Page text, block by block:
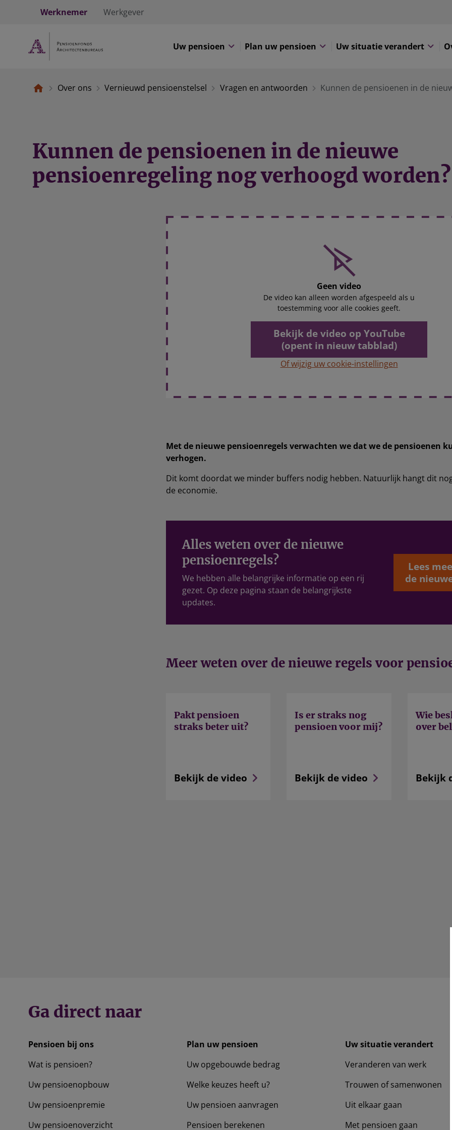
Werknemer Werkgever
Uw pensioen Plan uw pensioen Uw situatie verandert
Over ons Vernieuwd pensioenstelsel Vragen en antwoorden Kunnen de pensioenen in de
Kunnen de pensioenen in de nieuwe
pensioenregeling nog verhoogd worden?
Geen video
De video kan alleen worden afgespeeld als u
toestemming voor alle cookies geeft.
Bekijk de video op YouTube
(opent in nieuw tabblad)
Of wijzig uw cookie-instellingen
Met de nieuwe pensioenregels verwachten we dat we de pensioenen
verhogen.
Dit komt doordat we minder buffers nodig hebben. Natuurlijk hangt dit
de economie.
Alles weten over de nieuwe
pensioenregels?
We hebben alle belangrijke informatie op een rij
gezet. Op deze pagina staan de belangrijkste
updates.
Lees
de
Meer weten over de nieuwe regels voor
Pakt pensioen
straks beter uit?
Bekijk de video
Is er straks nog
pensioen voor mij?
Bekijk de video
Wie
over
Bekijk
Ga direct naar
Pensioen bij ons
Wat is pensioen?
Uw pensioenopbouw
Uw pensioenpremie
Uw pensioenoverzicht
Plan uw pensioen
Uw opgebouwde bedrag
Welke keuzes heeft u?
Uw pensioen aanvragen
Pensioen berekenen
Uw situatie verandert
Veranderen van werk
Trouwen of samenwonen
Uit elkaar gaan
Met pensioen gaan